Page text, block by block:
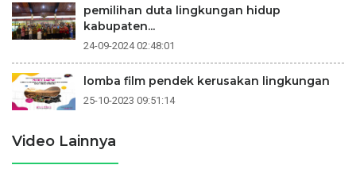
pemilihan duta lingkungan hidup
kabupaten...
24-09-2024 02:48:01
lomba film pendek kerusakan lingkungan
25-10-2023 09:51:14
Video Lainnya